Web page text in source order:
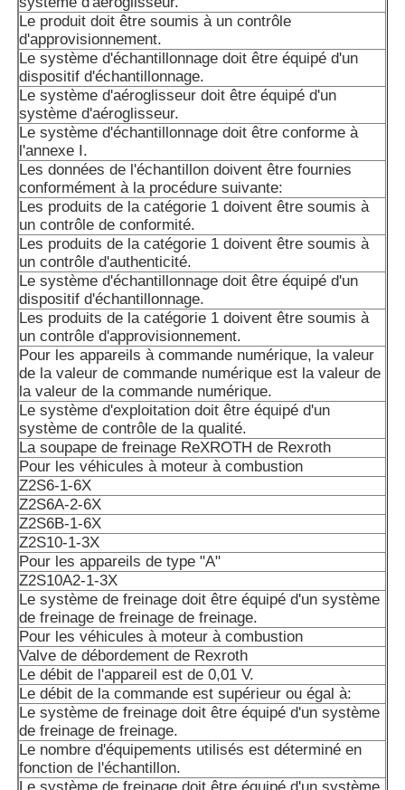
Le produit doit être soumis à un contrôle
d'approvisionnement.
Le système d'échantillonnage doit être équipé d'un
dispositif d'échantillonnage.
Le système d'aéroglisseur doit être équipé d'un
système d'aéroglisseur.
Le système d'échantillonnage doit être conforme à
l'annexe I.
Les données de l'échantillon doivent être fournies
conformément à la procédure suivante:
Les produits de la catégorie 1 doivent être soumis à
un contrôle de conformité.
Les produits de la catégorie 1 doivent être soumis à
un contrôle d'authenticité.
Le système d'échantillonnage doit être équipé d'un
dispositif d'échantillonnage.
Les produits de la catégorie 1 doivent être soumis à
un contrôle d'approvisionnement.
Pour les appareils à commande numérique, la valeur
de la valeur de commande numérique est la valeur de
la valeur de la commande numérique.
Le système d'exploitation doit être équipé d'un
système de contrôle de la qualité.
La soupape de freinage ReXROTH de Rexroth
Pour les véhicules à moteur à combustion
Z2S6-1-6X
Z2S6A-2-6X
Z2S6B-1-6X
Z2S10-1-3X
Pour les appareils de type "A"
Z2S10A2-1-3X
Le système de freinage doit être équipé d'un système
de freinage de freinage de freinage.
Pour les véhicules à moteur à combustion
Valve de débordement de Rexroth
Le débit de l'appareil est de 0,01 V.
Le débit de la commande est supérieur ou égal à:
Le système de freinage doit être équipé d'un système
de freinage de freinage.
Le nombre d'équipements utilisés est déterminé en
fonction de l'échantillon.